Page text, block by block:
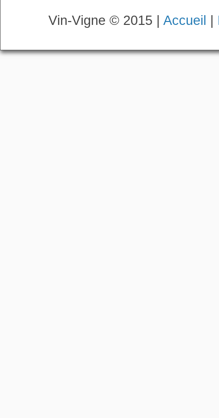
Vin-Vigne © 2015 | Accueil